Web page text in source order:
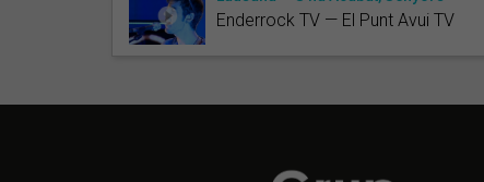
Enderrock TV — El Punt Avui TV